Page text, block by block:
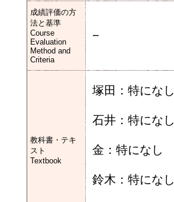
成績評価の方
法と基準
Course
Evaluation
Method and
Criteria
−
教科書・テキ
スト
Textbook
塚田：特になし
石井：特になし
金：特になし
鈴木：特になし